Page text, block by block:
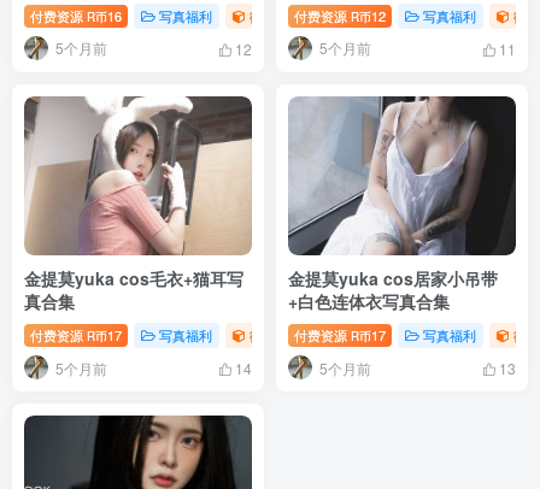
付费资源 R币16 写真福利 御姐写真照片专题
5个月前 12
付费资源 R币12 写真福利 御
5个月前 11
金提莫yuka cos毛衣+猫耳写
真合集
付费资源 R币17 写真福利 御姐写真照片专题
5个月前 14
金提莫yuka cos居家小吊带
+白色连体衣写真合集
付费资源 R币17 写真福利 御
5个月前 13